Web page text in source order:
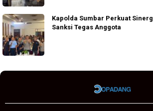
Kapolda Sumbar Perkuat
Sanksi Tegas Anggota